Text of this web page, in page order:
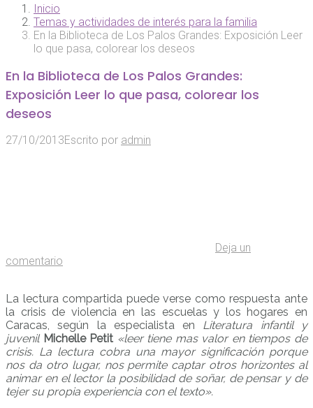
Inicio
Temas y actividades de interés para la familia
En la Biblioteca de Los Palos Grandes: Exposición Leer
lo que pasa, colorear los deseos
En la Biblioteca de Los Palos Grandes:
Exposición Leer lo que pasa, colorear los
deseos
27/10/2013Escrito por admin
Deja un
comentario
La lectura compartida puede verse como respuesta ante
la crisis de violencia en las escuelas y los hogares en
Caracas, según la especialista en Literatura infantil y
juvenil Michelle Petit «leer tiene mas valor en tiempos de
crisis. La lectura cobra una mayor significación porque
nos da otro lugar, nos permite captar otros horizontes al
animar en el lector la posibilidad de soñar, de pensar y de
tejer su propia experiencia con el texto».